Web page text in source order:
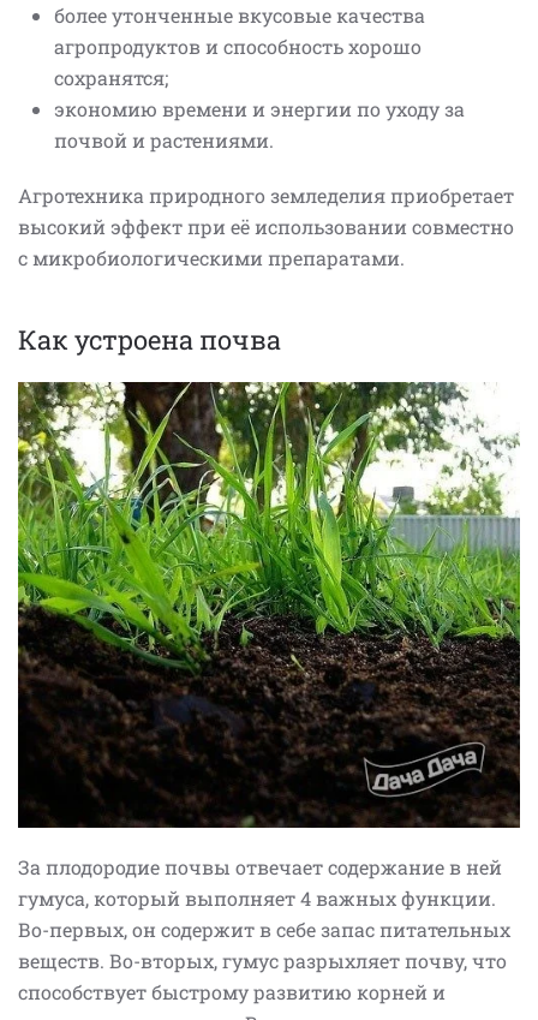
более утонченные вкусовые качества
агропродуктов и способность хорошо
сохранятся;
экономию времени и энергии по уходу за
почвой и растениями.
Агротехника природного земледелия приобретает
высокий эффект при её использовании совместно
с микробиологическими препаратами.
Как устроена почва
За плодородие почвы отвечает содержание в ней
гумуса, который выполняет 4 важных функции.
Во-первых, он содержит в себе запас питательных
веществ. Во-вторых, гумус разрыхляет почву, что
способствует быстрому развитию корней и